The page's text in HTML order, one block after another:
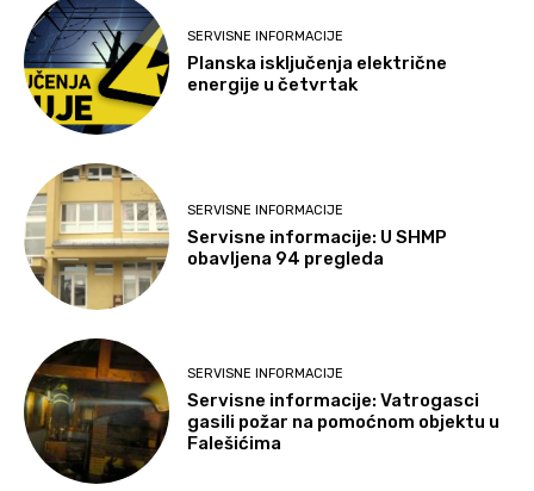
SERVISNE INFORMACIJE
Planska isključenja električne
energije u četvrtak
SERVISNE INFORMACIJE
Servisne informacije: U SHMP
obavljena 94 pregleda
SERVISNE INFORMACIJE
Servisne informacije: Vatrogasci
gasili požar na pomoćnom objektu u
Falešićima